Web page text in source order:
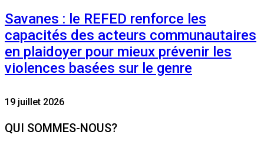
Savanes : le REFED renforce les
capacités des acteurs communautaires
en plaidoyer pour mieux prévenir les
violences basées sur le genre
19 juillet 2026
QUI SOMMES-NOUS?